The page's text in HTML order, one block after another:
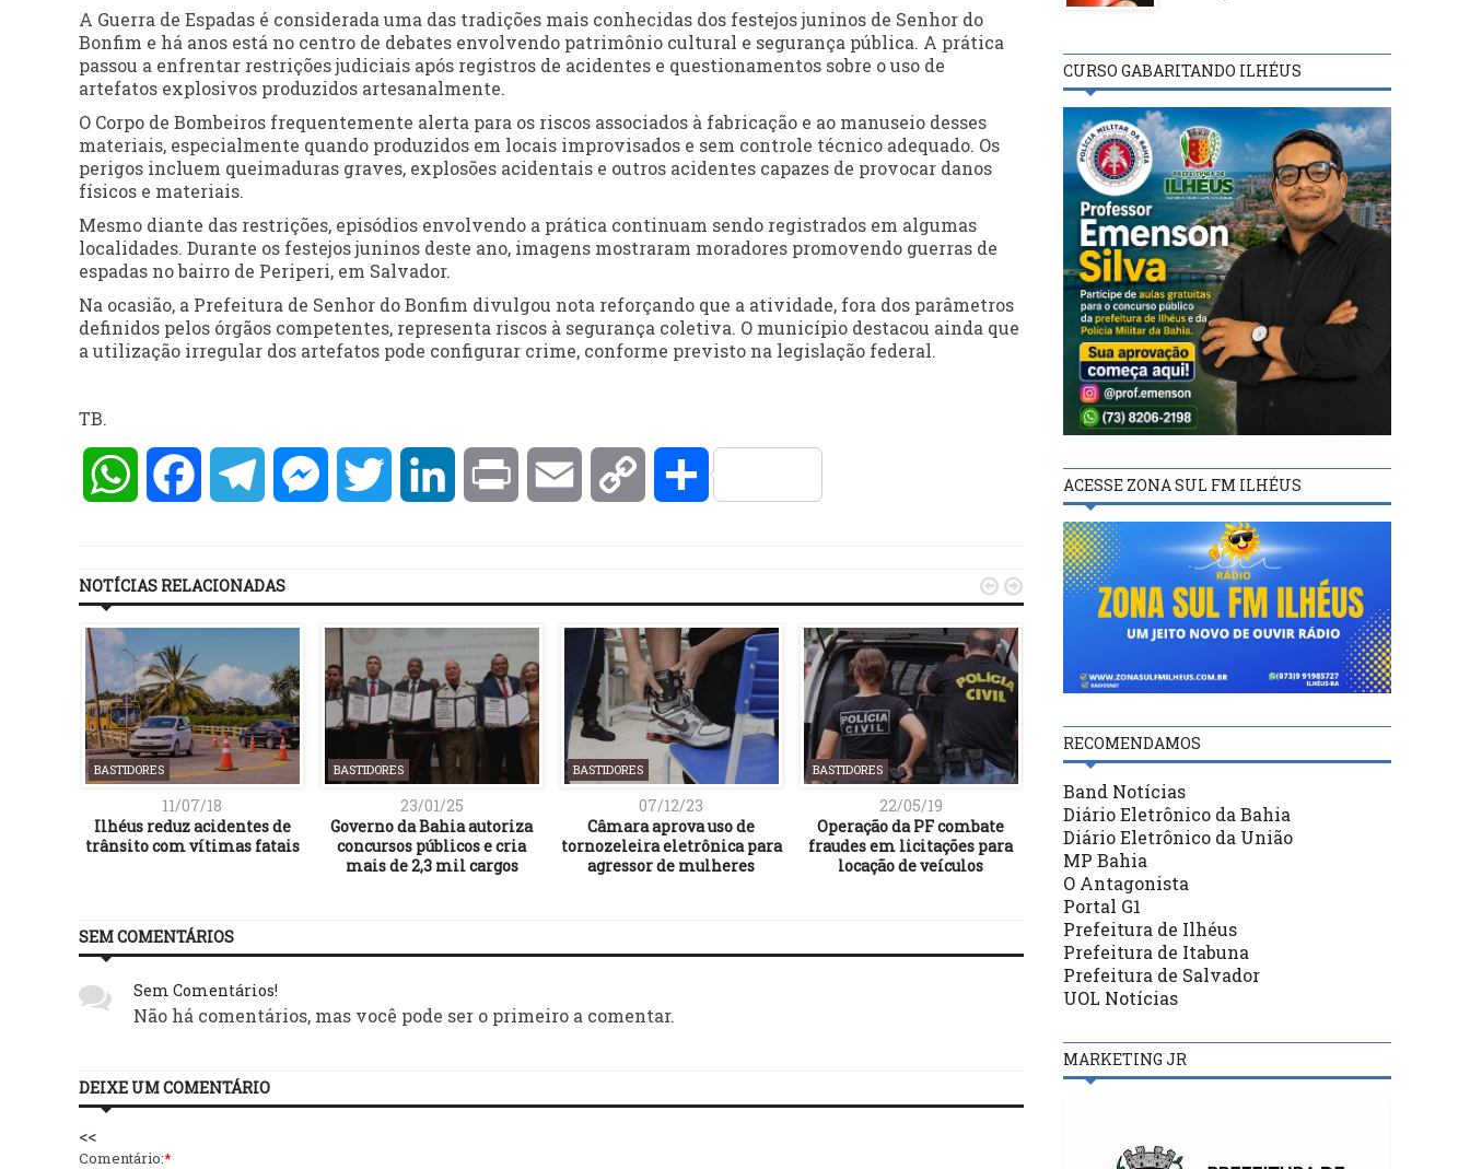
A Guerra de Espadas é considerada uma das tradições mais conhecidas dos festejos juninos de Senhor do
Bonfim e há anos está no centro de debates envolvendo patrimônio cultural e segurança pública. A prática
passou a enfrentar restrições judiciais após registros de acidentes e questionamentos sobre o uso de
artefatos explosivos produzidos artesanalmente.
O Corpo de Bombeiros frequentemente alerta para os riscos associados à fabricação e ao manuseio desses
materiais, especialmente quando produzidos em locais improvisados e sem controle técnico adequado. Os
perigos incluem queimaduras graves, explosões acidentais e outros acidentes capazes de provocar danos
físicos e materiais.
Mesmo diante das restrições, episódios envolvendo a prática continuam sendo registrados em algumas
localidades. Durante os festejos juninos deste ano, imagens mostraram moradores promovendo guerras de
espadas no bairro de Periperi, em Salvador.
Na ocasião, a Prefeitura de Senhor do Bonfim divulgou nota reforçando que a atividade, fora dos parâmetros
definidos pelos órgãos competentes, representa riscos à segurança coletiva. O município destacou ainda que
a utilização irregular dos artefatos pode configurar crime, conforme previsto na legislação federal.
TB.
WhatsAppFacebookTelegramMessengerTwitter LinkedInPrint Email Copy Compartilhar
NOTÍCIAS RELACIONADAS
BASTIDORES
11/07/18
Ilhéus reduz acidentes de
trânsito com vítimas fatais
BASTIDORES
23/01/25
Governo da Bahia autoriza
concursos públicos e cria
mais de 2,3 mil cargos
BASTIDORES
07/12/23
Câmara aprova uso de
tornozeleira eletrônica para
agressor de mulheres
BASTIDORES
22/05/19
Operação da PF combate
fraudes em licitações para
locação de veículos
BASTIDORES
22/04/22
O decreto de graça
constitucional editado pelo
Poder Executivo é nulo.
População residente em
 
SEM COMENTÁRIOS
Sem Comentários!
Não há comentários, mas você pode ser o primeiro a comentar.
DEIXE UM COMENTÁRIO
<<
Comentário:*
CURSO GABARITANDO ILHÉUS
ACESSE ZONA SUL FM ILHÉUS
RECOMENDAMOS
Band Notícias
Diário Eletrônico da Bahia
Diário Eletrônico da União
MP Bahia
O Antagonista
Portal G1
Prefeitura de Ilhéus
Prefeitura de Itabuna
Prefeitura de Salvador
UOL Notícias
MARKETING JR